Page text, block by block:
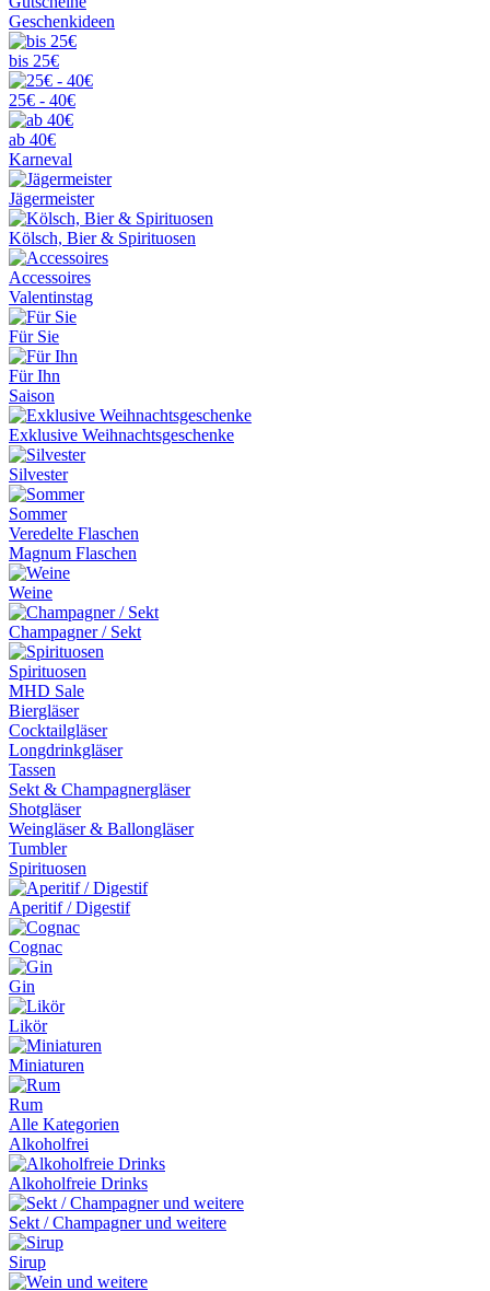
Geschenkideen
bis 25€
25€ - 40€
ab 40€
Karneval
Jägermeister
Kölsch, Bier & Spirituosen
Accessoires
Valentinstag
Für Sie
Für Ihn
Saison
Exklusive Weihnachtsgeschenke
Silvester
Sommer
Veredelte Flaschen
Magnum Flaschen
Weine
Champagner / Sekt
Spirituosen
MHD Sale
Biergläser
Cocktailgläser
Longdrinkgläser
Tassen
Sekt & Champagnergläser
Shotgläser
Weingläser & Ballongläser
Tumbler
Spirituosen
Aperitif / Digestif
Cognac
Gin
Likör
Miniaturen
Rum
Alle Kategorien
Alkoholfrei
Alkoholfreie Drinks
Sekt / Champagner und weitere
Sirup